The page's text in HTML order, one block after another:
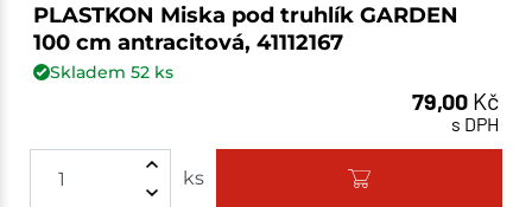
PLASTKON Miska pod truhlík GARDEN
100 cm antracitová, 41112167
Skladem 52ks
79,00 Kč
s DPH
ks